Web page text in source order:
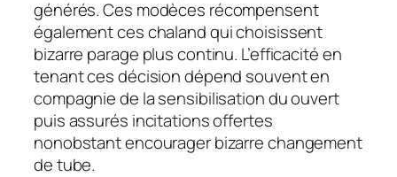
générés. Ces modèces récompensent
également ces chaland qui choisissent
bizarre parage plus continu. L’efficacité en
tenant ces décision dépend souvent en
compagnie de la sensibilisation du ouvert
puis assurés incitations offertes
nonobstant encourager bizarre changement
de tube.